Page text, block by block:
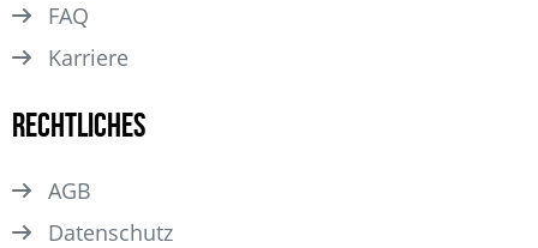
FAQ
Karriere
Rechtliches
AGB
Datenschutz